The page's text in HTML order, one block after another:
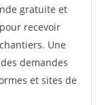
gratuite et
recevoir
Une
demandes
et sites de